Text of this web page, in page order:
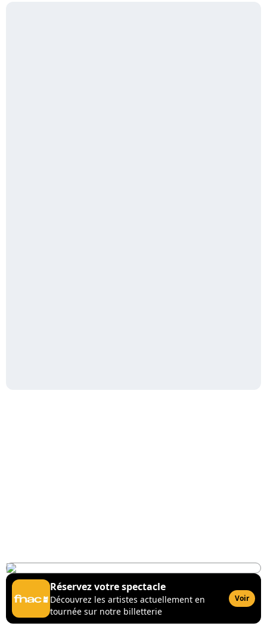
Réservez votre spectacle
Découvrez les artistes actuellement en
tournée sur notre billetterie
Voir